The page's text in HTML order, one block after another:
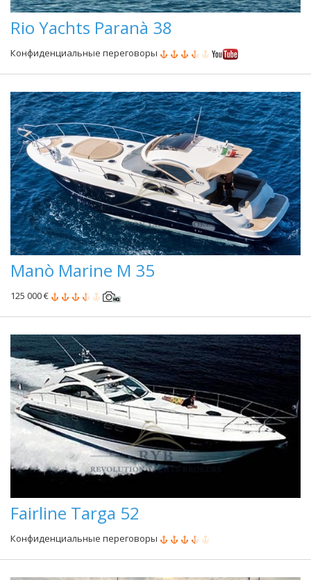
Rio Yachts Paranà 38
Конфиденциальные переговоры
Manò Marine M 35
125 000 €
Fairline Targa 52
Конфиденциальные переговоры